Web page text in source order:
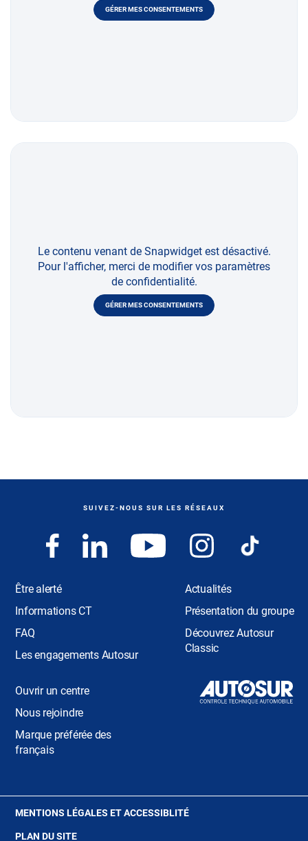
GÉRER MES CONSENTEMENTS
Le contenu venant de Snapwidget est désactivé.
Pour l'afficher, merci de modifier vos paramètres
de confidentialité.
GÉRER MES CONSENTEMENTS
SUIVEZ-NOUS SUR LES RÉSEAUX
Être alerté
Informations CT
FAQ
Les engagements Autosur
Actualités
Présentation du groupe
Découvrez Autosur
Classic
Ouvrir un centre
Nous rejoindre
Marque préférée des
français
MENTIONS LÉGALES ET ACCESSIBLITÉ(OUVRE
PLAN DU SITE